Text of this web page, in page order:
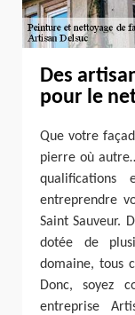
Des
pour le
Que votre
pierre où
qualifications
entreprendre
Saint Sauveur.
dotée de
domaine, tous
Donc, soyez
entreprise